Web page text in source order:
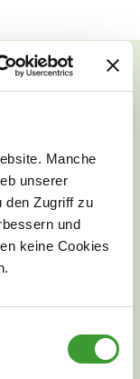
Manche
unserer
den Zugriff zu
und
keine Cookies